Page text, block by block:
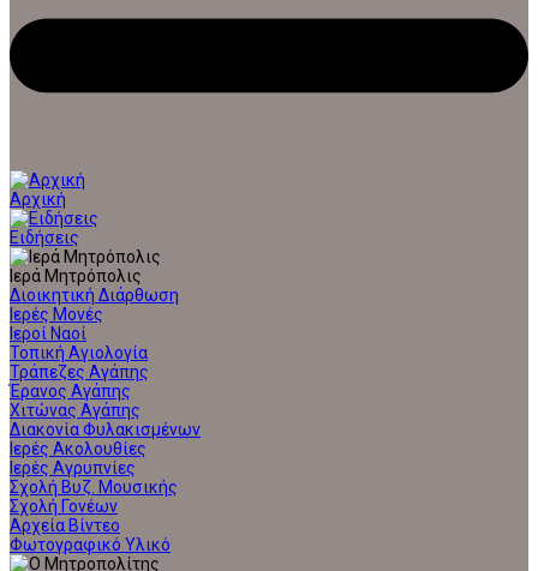
Αρχική
Ειδήσεις
Ιερά Μητρόπολις
Διοικητική Διάρθωση
Ιερές Μονές
Ιεροί Ναοί
Τοπική Αγιολογία
Τράπεζες Αγάπης
Έρανος Αγάπης
Χιτώνας Αγάπης
Διακονία Φυλακισμένων
Ιερές Ακολουθίες
Ιερές Αγρυπνίες
Σχολή Βυζ. Μουσικής
Σχολή Γονέων
Αρχεία Βίντεο
Φωτογραφικό Υλικό